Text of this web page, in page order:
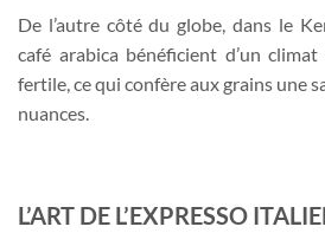
De l’autre côté du globe, dans le
café arabica bénéficient d’un
fertile, ce qui confère aux grains une
nuances.
L’ART DE L’EXPRESSO